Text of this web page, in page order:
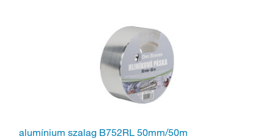
alumínium szalag B752RL 50mm/50m